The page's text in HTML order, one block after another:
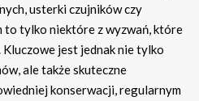
usterki czujników czy
to tylko niektóre z wyzwań, które
jest jednak nie tylko
ale także skuteczne
konserwacji, regularnym